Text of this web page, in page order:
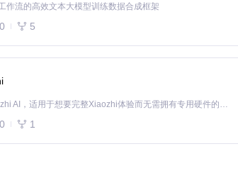
导致的内容丢失。
RE的批量处理功能，他编写了简单的批处理脚本：
作流的高效文本大模型训练数据合成框架
0 5
基于Python的Xiaozhi AI，适用于想要完整Xiaozhi体验而无需拥有专用硬件的用户。
0 1